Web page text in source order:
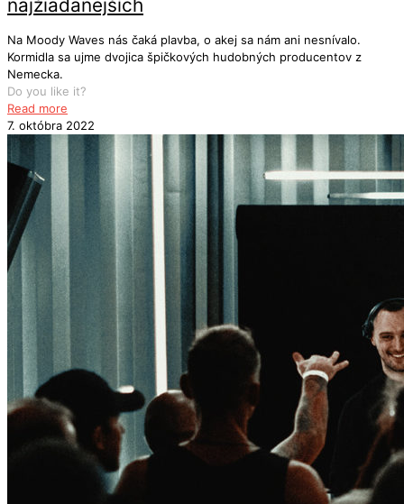
najžiadanejších
Na Moody Waves nás čaká plavba, o akej sa nám ani nesnívalo.
Kormidla sa ujme dvojica špičkových hudobných producentov z
Nemecka.
Do you like it?
Read more
7. októbra 2022